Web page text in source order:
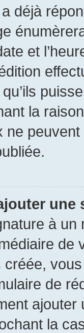
a déjà
et
édition
la
ne
une
à un
créée,
de
la